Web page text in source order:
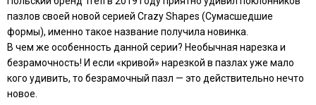
пазлов своей новой серией Crazy Shapes (Сумасшедшие
формы), именно такое название получила новинка.
В чем же особенность данной серии? Необычная нарезка и
безрамочность! И если «кривой» нарезкой в пазлах уже мало
кого удивить, то безрамочный пазл — это действительно нечто
новое.